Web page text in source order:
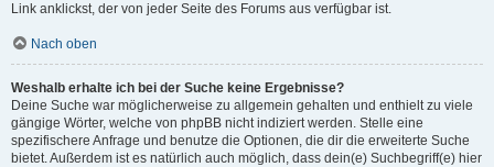
Link anklickst, der von jeder Seite des Forums aus verfügbar ist.
Nach oben
Weshalb erhalte ich bei der Suche keine Ergebnisse?
Deine Suche war möglicherweise zu allgemein gehalten und enthielt zu viele
gängige Wörter, welche von phpBB nicht indiziert werden. Stelle eine
spezifischere Anfrage und benutze die Optionen, die dir die erweiterte Suche
bietet. Außerdem ist es natürlich auch möglich, dass dein(e) Suchbegriff(e) hier